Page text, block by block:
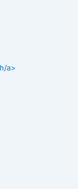
a>